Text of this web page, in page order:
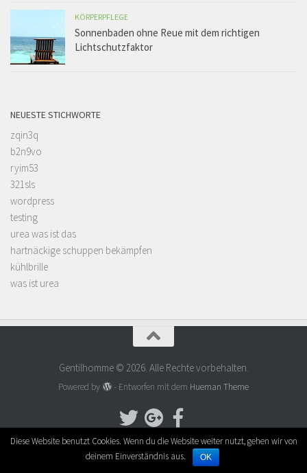
KÖRPERPFLEGE
Sonnenbaden ohne Reue mit dem richtigen
Lichtschutzfaktor
NEUESTE STICHWORTE
zqin3q
b2n9vo
ryim53
321sls
wordpress
testing
urea was ist das
hartnäckige schuppen bekämpfen
kühlbrille
was ist urea
Gentilhomme © 2026. Alle Rechte vorbehalten.
Powered by - Entworfen mit dem Hueman Theme
Diese Website benutzt Cookies. Wenn du die Website weiter nutzt, gehen wir von
deinem Einverständnis aus.
OK